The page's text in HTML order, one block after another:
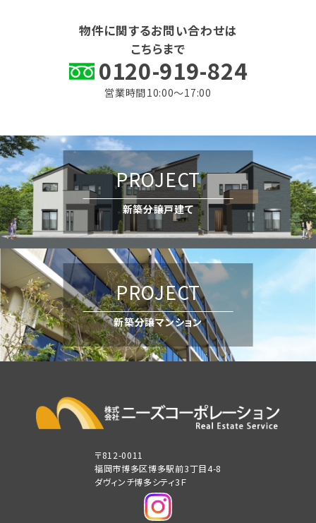
物件に関するお問い合わせは
こちらまで
0120-919-824
営業時間 10:00〜17:00
PROJECT
新築分譲戸建て
PROJECT
新築分譲マンション
〒812-0011
福岡市博多区博多駅前3丁目4-8
ダヴィンチ博多シティ3Ｆ